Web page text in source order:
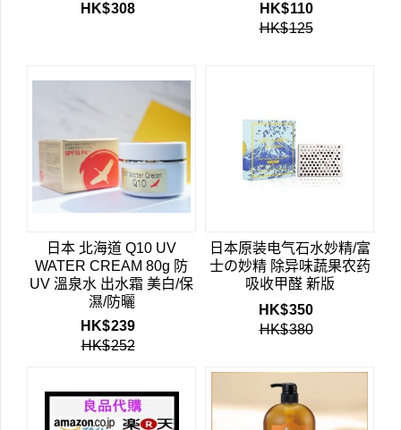
HK$308
HK$110
HK$125
日本 北海道 Q10 UV
WATER CREAM 80g 防
UV 溫泉水 出水霜 美白/保
濕/防曬
HK$239
HK$252
日本原装电气石水妙精/富
士の妙精 除异味蔬果农药
吸收甲醛 新版
HK$350
HK$380